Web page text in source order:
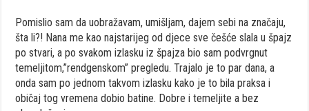
Pomislio sam da uobražavam, umišljam, dajem sebi na značaju,
šta li?! Nana me kao najstarijeg od djece sve češće slala u špajz
po stvari, a po svakom izlasku iz špajza bio sam podvrgnut
temeljitom,”rendgenskom” pregledu. Trajalo je to par dana, a
onda sam po jednom takvom izlasku kako je to bila praksa i
običaj tog vremena dobio batine. Dobre i temeljite a bez